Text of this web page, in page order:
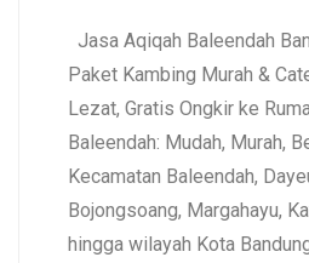
Jasa Aqiqah Baleendah
Paket Kambing Murah &
Lezat, Gratis Ongkir ke
Baleendah: Mudah, Murah,
Kecamatan Baleendah,
Bojongsoang, Margahayu,
hingga wilayah Kota